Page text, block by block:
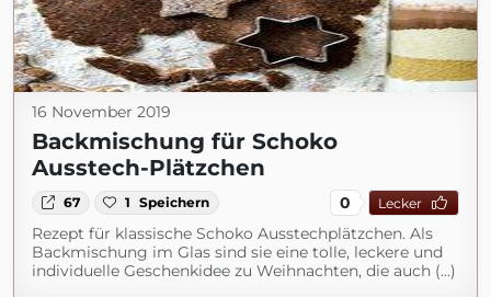
16 November 2019
Backmischung für Schoko
Ausstech-Plätzchen
67 1 Speichern 0 Lecker
Rezept für klassische Schoko Ausstechplätzchen. Als
Backmischung im Glas sind sie eine tolle, leckere und
individuelle Geschenkidee zu Weihnachten, die auch (...)